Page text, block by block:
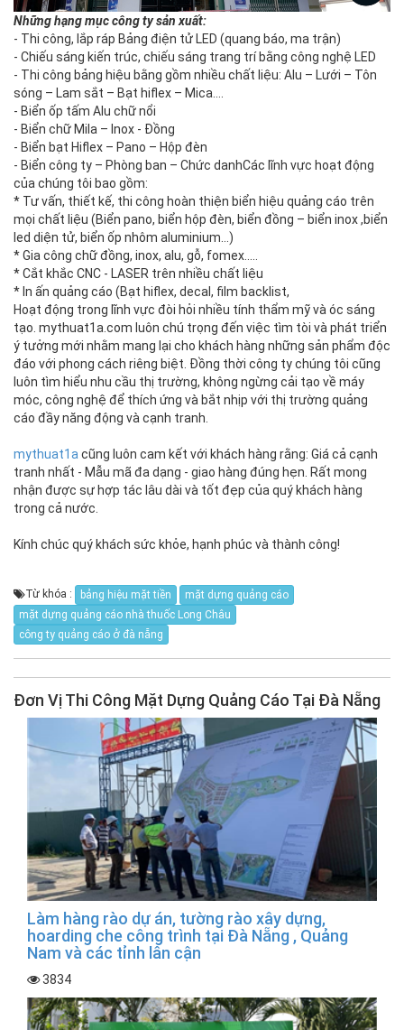
Những hạng mục công ty sản xuất:
- Thi công, lắp ráp Bảng điện tử LED (quang báo, ma trận)
- Chiếu sáng kiến trúc, chiếu sáng trang trí bằng công nghệ LED
- Thi công bảng hiệu bằng gồm nhiều chất liệu: Alu – Lưới – Tôn
sóng – Lam sắt – Bạt hiflex – Mica….
- Biển ốp tấm Alu chữ nổi
- Biển chữ Mila – Inox - Đồng
- Biển bạt Hiflex – Pano – Hộp đèn
- Biển công ty – Phòng ban – Chức danhCác lĩnh vực hoạt động
của chúng tôi bao gồm:
* Tư vấn, thiết kế, thi công hoàn thiện biển hiệu quảng cáo trên
mọi chất liệu (Biển pano, biển hộp đèn, biển đồng – biển inox ,biển
led diện tử, biển ốp nhôm aluminium…)
* Gia công chữ đồng, inox, alu, gỗ, fomex.....
* Cắt khắc CNC - LASER trên nhiều chất liệu
* In ấn quảng cáo (Bạt hiflex, decal, film backlist,
Hoạt động trong lĩnh vực đòi hỏi nhiều tính thẩm mỹ và óc sáng
tạo. mythuat1a.com luôn chú trọng đến việc tìm tòi và phát triển
ý tưởng mới nhằm mang lại cho khách hàng những sản phẩm độc
đáo với phong cách riêng biệt. Đồng thời công ty chúng tôi cũng
luôn tìm hiểu nhu cầu thị trường, không ngừng cải tạo về máy
móc, công nghệ để thích ứng và bắt nhịp với thị trường quảng
cáo đầy năng động và cạnh tranh.
mythuat1a cũng luôn cam kết với khách hàng rằng: Giá cả cạnh
tranh nhất - Mẫu mã đa dạng - giao hàng đúng hẹn. Rất mong
nhận được sự hợp tác lâu dài và tốt đẹp của quý khách hàng
trong cả nước.
Kính chúc quý khách sức khỏe, hạnh phúc và thành công!
Từ khóa : bảng hiệu mặt tiền
mặt dựng quảng cáo
mặt dựng quảng cáo nhà thuốc Long Châu
công ty quảng cáo ở đà nẵng
Đơn Vị Thi Công Mặt Dựng Quảng Cáo Tại Đà Nẵng
Làm hàng rào dự án, tường rào xây dựng,
hoarding che công trình tại Đà Nẵng , Quảng
Nam và các tỉnh lân cận
3834